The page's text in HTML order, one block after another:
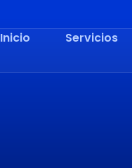
Inicio Servicios